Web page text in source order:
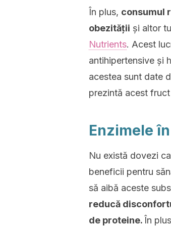
În plus, consumul
obezității și altor
Nutrients. Acest
antihipertensive și
acestea sunt date
prezintă acest
Enzimele
Nu există dovezi
beneficii pentru
să aibă aceste
reducă
de proteine. În